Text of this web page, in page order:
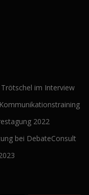
im Interview
2022
bei DebateConsult